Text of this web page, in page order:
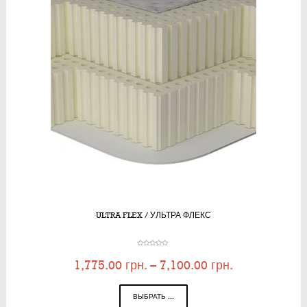
ULTRA FLEX / УЛЬТРА ФЛЕКС
1,775.00 грн. – 7,100.00 грн.
ВЫБРАТЬ ...